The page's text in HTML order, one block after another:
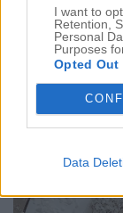
I want to
Retention,
Personal
Purposes
Opted Out
Data
kvällen när